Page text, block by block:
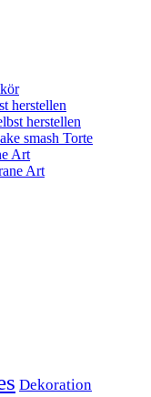
herstellen
Art
Dekoration